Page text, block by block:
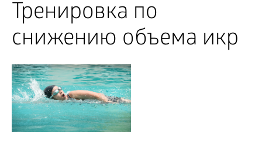
Тренировка по
снижению объема икр